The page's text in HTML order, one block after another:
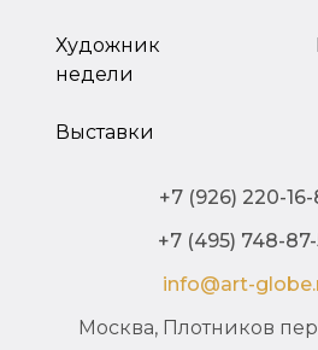
Художник
недели
Выставки
+7 (926) 220-
+7 (495) 748-
info@art-
Москва, Плотников